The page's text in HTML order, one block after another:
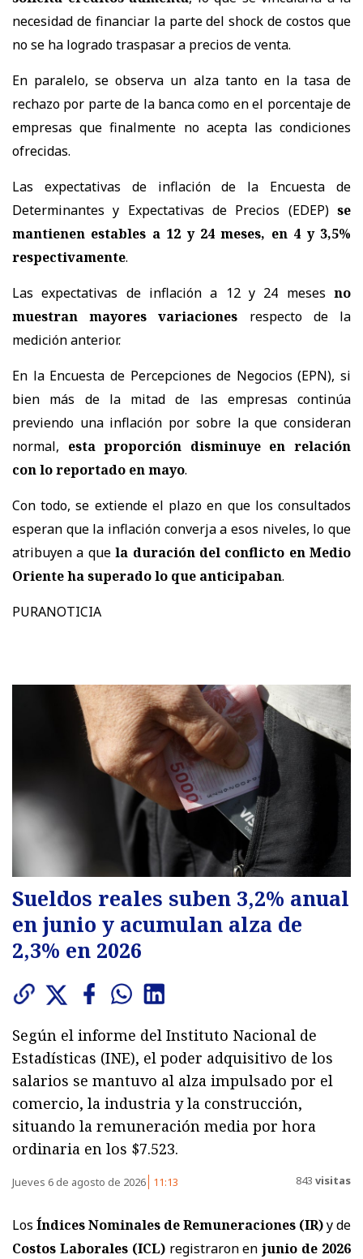
necesidad de financiar la parte del shock de costos que
no se ha logrado traspasar a precios de venta.
En paralelo, se observa un alza tanto en la tasa de
rechazo por parte de la banca como en el porcentaje de
empresas que finalmente no acepta las condiciones
ofrecidas.
Las expectativas de inflación de la Encuesta de
Determinantes y Expectativas de Precios (EDEP) se
mantienen estables a 12 y 24 meses, en 4 y 3,5%
respectivamente.
Las expectativas de inflación a 12 y 24 meses no
muestran mayores variaciones respecto de la
medición anterior.
En la Encuesta de Percepciones de Negocios (EPN), si
bien más de la mitad de las empresas continúa
previendo una inflación por sobre la que consideran
normal, esta proporción disminuye en relación
con lo reportado en mayo.
Con todo, se extiende el plazo en que los consultados
esperan que la inflación converja a esos niveles, lo que
atribuyen a quela duración del conflicto en Medio
Oriente ha superado lo que anticipaban.
PURANOTICIA
Sueldos reales suben 3,2% anual
en junio y acumulan alza de
2,3% en 2026
Según el informe del Instituto Nacional de
Estadísticas (INE), el poder adquisitivo de los
salarios se mantuvo al alza impulsado por el
comercio, la industria y la construcción,
situando la remuneración media por hora
ordinaria en los $7.523.
Jueves 6 de agosto de 2026 11:13 843 visitas
Los Índices Nominales de Remuneraciones (IR)y de
Costos Laborales (ICL)registraron enjunio de 2026